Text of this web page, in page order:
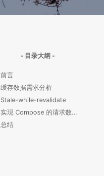
- 目录大纲 -
前言
缓存数据需求分析
Stale-while-revalidate
实现 Compose 的请求数据缓存
总结